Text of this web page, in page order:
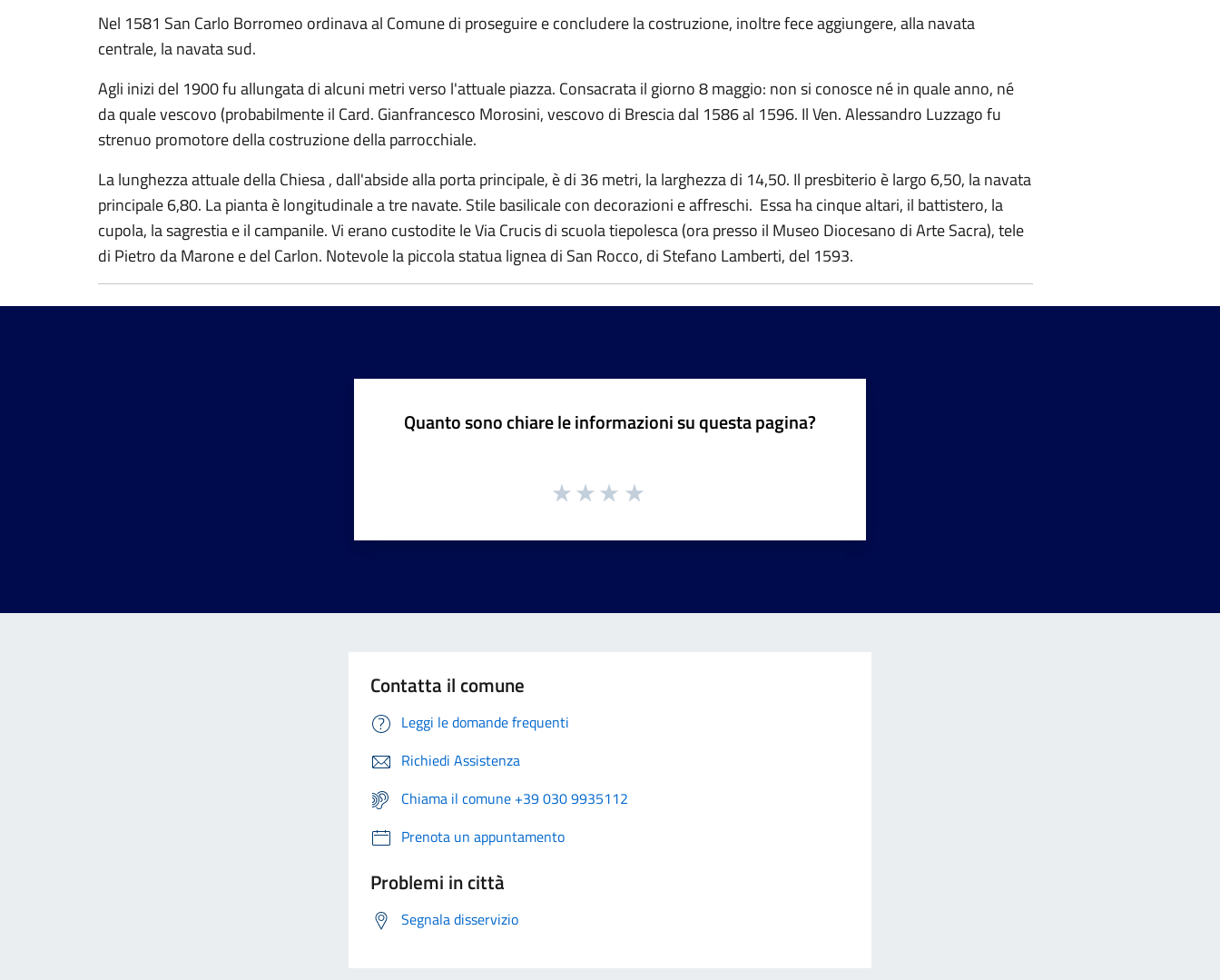
Nel 1581 San Carlo Borromeo ordinava al Comune di proseguire e concludere la costruzione, inoltre fece aggiungere, alla navata
centrale, la navata sud.
Agli inizi del 1900 fu allungata di alcuni metri verso l'attuale piazza. Consacrata il giorno 8 maggio: non si conosce né in quale anno, né
da quale vescovo (probabilmente il Card. Gianfrancesco Morosini, vescovo di Brescia dal 1586 al 1596. Il Ven. Alessandro Luzzago fu
strenuo promotore della costruzione della parrocchiale.
La lunghezza attuale della Chiesa , dall'abside alla porta principale, è di 36 metri, la larghezza di 14,50. Il presbiterio è largo 6,50, la navata
principale 6,80. La pianta è longitudinale a tre navate. Stile basilicale con decorazioni e affreschi. Essa ha cinque altari, il battistero, la
cupola, la sagrestia e il campanile. Vi erano custodite le Via Crucis di scuola tiepolesca (ora presso il Museo Diocesano di Arte Sacra), tele
di Pietro da Marone e del Carlon. Notevole la piccola statua lignea di San Rocco, di Stefano Lamberti, del 1593.
Quanto sono chiare le informazioni su questa pagina?
Contatta il comune
Leggi le domande frequenti
Richiedi Assistenza
Chiama il comune +39 030 9935112
Prenota un appuntamento
Problemi in città
Segnala disservizio